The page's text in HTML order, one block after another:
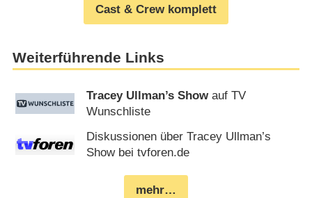
Cast & Crew komplett
Weiterführende Links
Tracey Ullman’s Showauf TV
Wunschliste
Diskussionen über Tracey Ullman’s
Show bei tvforen.de
mehr…